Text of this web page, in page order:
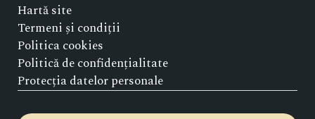
Hartă site
Termeni și condiții
Politica cookies
Politică de confidențialitate
Protecția datelor personale